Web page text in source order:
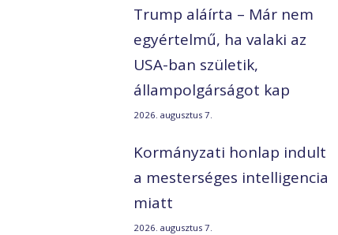
Trump aláírta – Már nem
egyértelmű, ha valaki az
USA-ban születik,
állampolgárságot kap
2026. augusztus 7.
Kormányzati honlap indult
a mesterséges intelligencia
miatt
2026. augusztus 7.